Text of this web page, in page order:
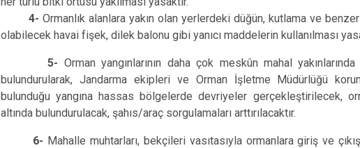
4- Ormanlık alanlara yakın olan yerlerdeki düğün, kutlama ve
olabilecek havai fişek, dilek balonu gibi yanıcı maddelerin kullanılması
5- Orman yangınlarının daha çok meskûn mahal
bulundurularak, Jandarma ekipleri ve Orman İşletme Müdürlüğü
bulunduğu yangına hassas bölgelerde devriyeler gerçekleştirilecek,
altında bulundurulacak, şahıs/araç sorgulamaları arttırılacaktır.
6- Mahalle muhtarları, bekçileri vasıtasıyla ormanlara giriş ve